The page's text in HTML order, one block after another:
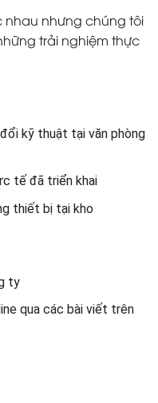
nhau nhưng chúng tôi
trải nghiệm thực
kỹ thuật tại văn phòng
tế đã triển khai
thiết bị tại kho
ty
qua các bài viết trên